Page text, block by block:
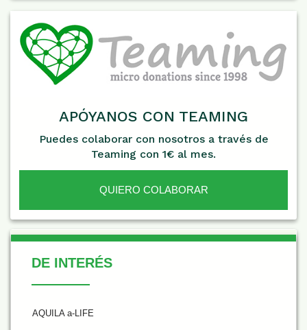
APÓYANOS CON TEAMING
Puedes colaborar con nosotros a través de
Teaming con 1€ al mes.
QUIERO COLABORAR
De Interés
DE INTERÉS
AQUILA a-LIFE